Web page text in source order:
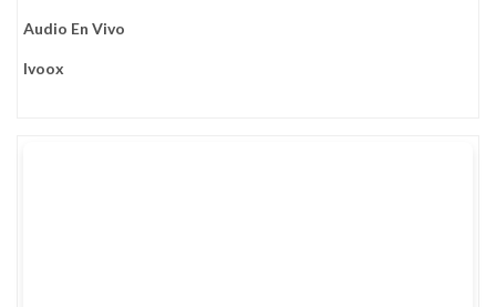
Audio En Vivo
Ivoox